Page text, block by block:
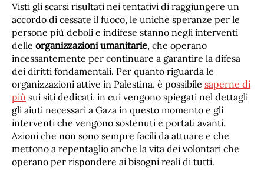
Visti gli scarsi risultati nei tentativi di raggiungere un
accordo di cessate il fuoco, le uniche speranze per le
persone più deboli e indifese stanno negli interventi
delle organizzazioni umanitarie, che operano
incessantemente per continuare a garantire la difesa
dei diritti fondamentali. Per quanto riguarda le
organizzazioni attive in Palestina, è possibile saperne di
più sui siti dedicati, in cui vengono spiegati nel dettagli
gli aiuti necessari a Gaza in questo momento e gli
interventi che vengono sostenuti e portati avanti.
Azioni che non sono sempre facili da attuare e che
mettono a repentaglio anche la vita dei volontari che
operano per rispondere ai bisogni reali di tutti.